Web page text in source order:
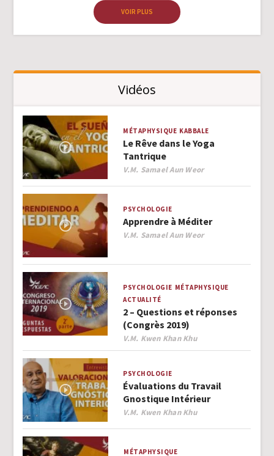
VOIR PLUS
Vidéos
MÉTAPHYSIQUE KABBALE
Le Rêve dans le Yoga
Tantrique
Author
V.M. Samael Aun Weor
PSYCHOLOGIE
Apprendre à Méditer
Author
V.M. Samael Aun Weor
PSYCHOLOGIE MÉTAPHYSIQUE
ACTUALITÉ
2 – Questions et réponses
(Congrès 2019)
Author
V.M. Kwen Khan Khu
PSYCHOLOGIE
Évaluations du Travail
Gnostique Intérieur
Author
V.M. Kwen Khan Khu
MÉTAPHYSIQUE